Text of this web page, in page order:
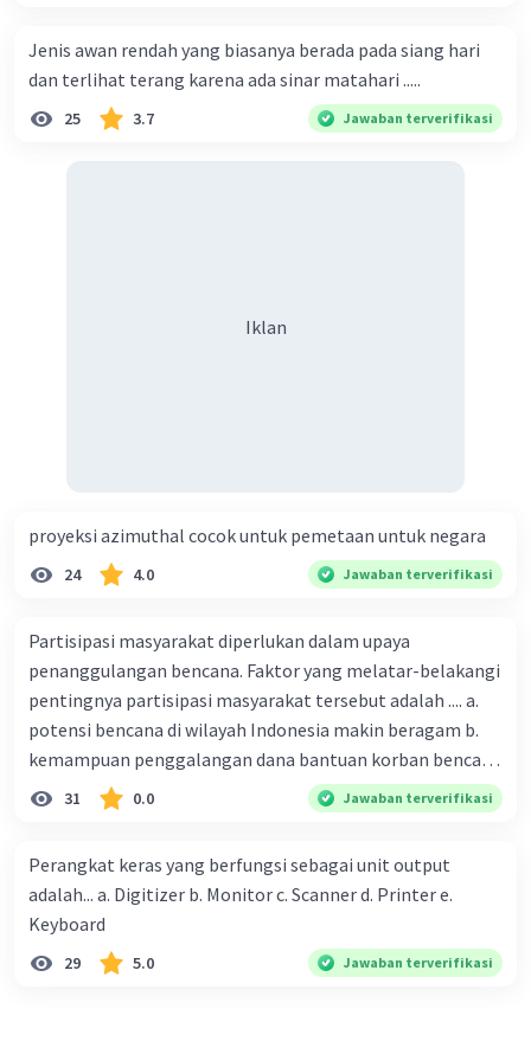
Jenis awan rendah yang biasanya berada pada siang hari
dan terlihat terang karena ada sinar matahari .....
25 3.7 Jawaban terverifikasi
Iklan
proyeksi azimuthal cocok untuk pemetaan untuk negara
24 4.0 Jawaban terverifikasi
Partisipasi masyarakat diperlukan dalam upaya
penanggulangan bencana. Faktor yang melatar-belakangi
pentingnya partisipasi masyarakat tersebut adalah .... a.
potensi bencana di wilayah Indonesia makin beragam b.
kemampuan penggalangan dana bantuan korban bencana
makin tinggi c. pemahaman pendidikan kebencanaan
kepada masyarakat masih rendah d. masyarakat
bencana e. kepercayaan pemerintah bahwa masyarakat
mampu mengatasi bencana
31 0.0 Jawaban terverifikasi
Perangkat keras yang berfungsi sebagai unit output
adalah... a. Digitizer b. Monitor c. Scanner d. Printer e.
Keyboard
29 5.0 Jawaban terverifikasi